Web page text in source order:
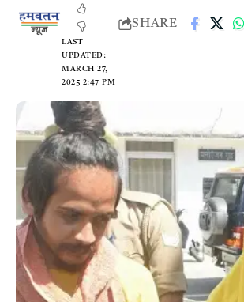
LAST
UPDATED:
MARCH 27,
2025 2:47 PM
SHARE